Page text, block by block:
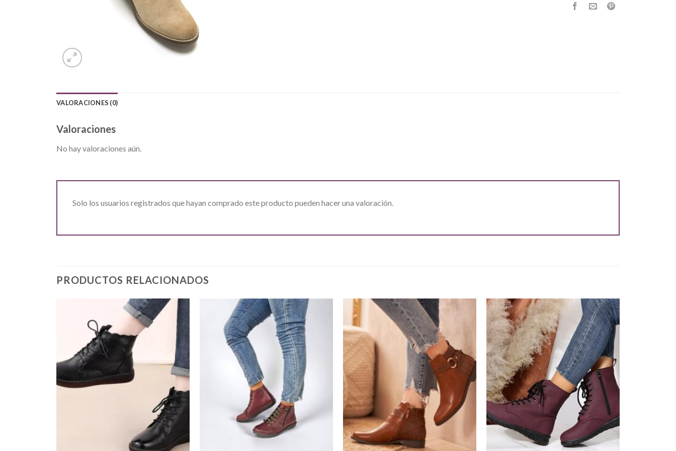
VALORACIONES (0)
Valoraciones
No hay valoraciones aún.
Solo los usuarios registrados que hayan comprado este producto pueden hacer una valoración.
PRODUCTOS RELACIONADOS